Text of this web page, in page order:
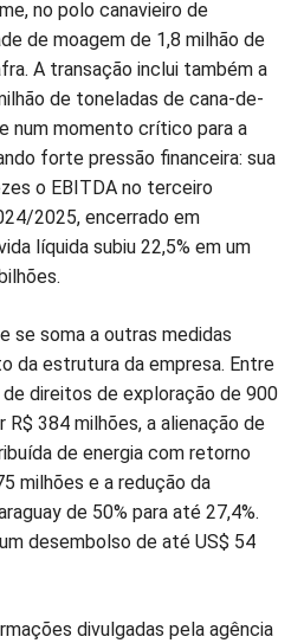
no polo canavieiro de
de moagem de 1,8 milhão de
A transação inclui também a
de toneladas de cana-de-
num momento crítico para a
forte pressão financeira: sua
o EBITDA no terceiro
2025, encerrado em
líquida subiu 22,5% em um
se soma a outras medidas
da estrutura da empresa. Entre
direitos de exploração de 900
384 milhões, a alienação de
de energia com retorno
milhões e a redução da
de 50% para até 27,4%.
desembolso de até US$ 54
divulgadas pela agência